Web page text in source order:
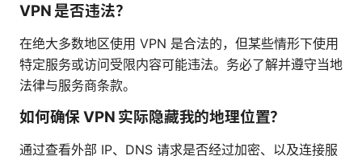
VPN 是否违法？
在绝大多数地区使用 VPN 是合法的，但某些情形下使用
特定服务或访问受限内容可能违法。务必了解并遵守当地
法律与服务商条款。
如何确保 VPN 实际隐藏我的地理位置？
通过查看外部 IP、DNS 请求是否经过加密、以及连接服